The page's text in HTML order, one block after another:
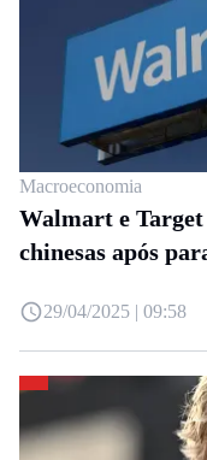
Macroeconomia
Walmart e
chinesas após
29/04/2025 | 09:58